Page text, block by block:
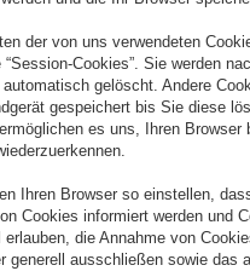
der von uns verwendeten
“Session-Cookies”. Sie werden
automatisch gelöscht. Andere
gespeichert bis Sie diese
es uns, Ihren Browser
Ihren Browser so einstellen,
Cookies informiert werden und
erlauben, die Annahme von
generell ausschließen sowie das